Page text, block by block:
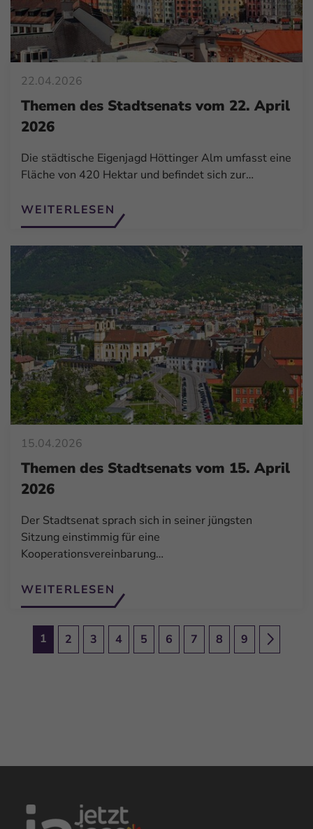
22.04.2026
Themen des Stadtsenats vom 22. April
2026
Die städtische Eigenjagd Höttinger Alm umfasst eine
Fläche von 420 Hektar und befindet sich zur…
WEITERLESEN
15.04.2026
Themen des Stadtsenats vom 15. April
2026
Der Stadtsenat sprach sich in seiner jüngsten
Sitzung einstimmig für eine
Kooperationsvereinbarung…
WEITERLESEN
1 2 3 4 5 6 7 8 9